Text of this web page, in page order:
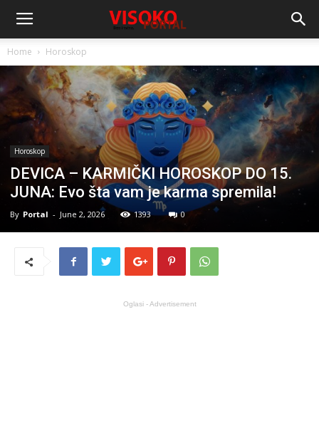
Home Horoskop
Horoskop
DEVICA – KARMIČKI HOROSKOP DO 15.
JUNA: Evo šta vam je karma spremila!
By Portal - June 2, 2026 1393 0
Oglasi - Advertisement